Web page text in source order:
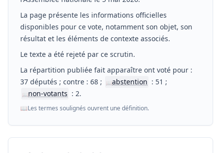
La page présente les informations officielles
disponibles pour ce vote, notamment son objet, son
résultat et les éléments de contexte associés.
Le texte a été rejeté par ce scrutin.
La répartition publiée fait apparaître ont voté pour :
37 députés ; contre : 68 ;
📖abstention : 51 ;
📖non-votants : 2.
📖Les termes soulignés ouvrent une définition.